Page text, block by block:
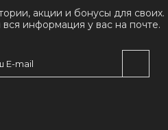
акции и бонусы для своих.
информация у вас на почте.